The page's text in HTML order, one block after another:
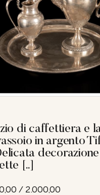
di caffettiera e
in argento
[..]
/ 2.000,00